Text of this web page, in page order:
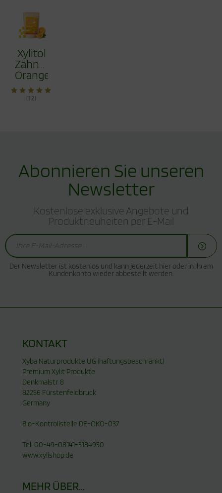
Xylitol
Zähnchen®
Orange
150g -
Vorteilspack
(12)
Abonnieren Sie unseren
Newsletter
Kostenlose exklusive Angebote und
Produktneuheiten per E-Mail
Der Newsletter ist kostenlos und kann jederzeit hier oder in Ihrem
Kundenkonto wieder abbestellt werden.
KONTAKT
Xyba Naturprodukte UG (haftungsbeschränkt)
Premium Xylit Produkte
Denkmalstr. 8
82256 Fürstenfeldbruck
Germany
Bio-Kontrollstelle DE-ÖKO-037
Tel: 00-49-08141-3184950
www.xylishop.de
MEHR ÜBER...